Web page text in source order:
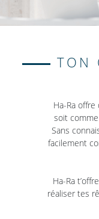
TON
Ha-Ra
soit
Sans
facilement
Ha-Ra
réaliser tes